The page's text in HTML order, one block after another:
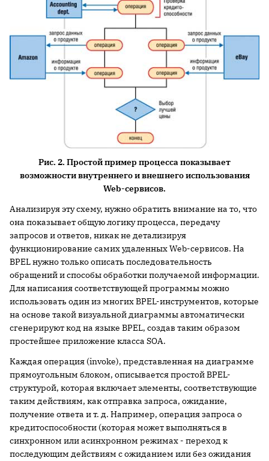
Рис. 2. Простой пример процесса показывает
возможности внутреннего и внешнего использования
Web-сервисов.
Анализируя эту схему, нужно обратить внимание на то, что
она показывает общую логику процесса, передачу
запросов и ответов, никак не детализируя
функционирование самих удаленных Web-сервисов. На
BPEL нужно только описать последовательность
обращений и способы обработки получаемой информации.
Для написания соответствующей программы можно
использовать один из многих BPEL-инструментов, которые
на основе такой визуальной диаграммы автоматически
сгенерируют код на языке BPEL, создав таким образом
простейшее приложение класса SOA.
Каждая операция (invoke), представленная на диаграмме
прямоугольным блоком, описывается простой BPEL-
структурой, которая включает элементы, соответствующие
таким действиям, как отправка запроса, ожидание,
получение ответа и т. д. Например, операция запроса о
кредитоспособности (которая может выполняться в
синхронном или асинхронном режимах - переход к
последующим действиям с ожиданием или без ожидания